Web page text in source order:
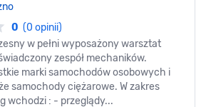
0 (0 opinii)
w pełni wyposażony warsztat
zespół mechaników.
marki samochodów osobowych i
samochody ciężarowe. W zakres
wchodzi : - przeglądy...